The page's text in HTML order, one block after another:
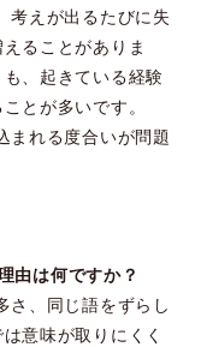
考えが出るたびに失
ることがありま
、起きている経験
とが多いです。
まれる度合いが問題
由は何ですか？
さ、同じ語をずらし
意味が取りにくく